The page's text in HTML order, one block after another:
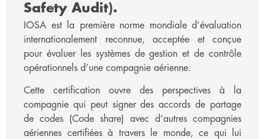
Safety Audit).
IOSA est la première norme mondiale d’évaluation
internationalement reconnue, acceptée et conçue
pour évaluer les systèmes de gestion et de contrôle
opérationnels d’une compagnie aérienne.
Cette certification ouvre des perspectives à la
compagnie qui peut signer des accords de partage
de codes (Code share) avec d’autres compagnies
aériennes certifiées à travers le monde, ce qui lui